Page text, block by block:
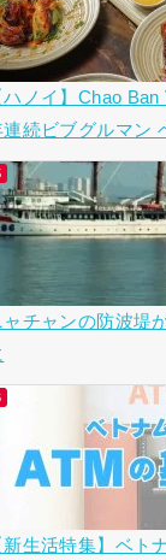
ハノイ】Chao
連続ビブグルマン
ャチャンの防波堤
新生活特集】ベト